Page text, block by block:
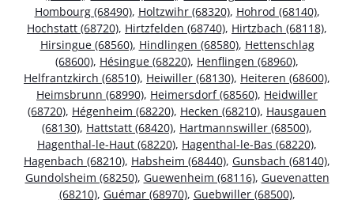
Hombourg (68490), Holtzwihr (68320), Hohrod (68140),
Hochstatt (68720), Hirtzfelden (68740), Hirtzbach (68118),
Hirsingue (68560), Hindlingen (68580), Hettenschlag
(68600), Hésingue (68220), Henflingen (68960),
Helfrantzkirch (68510), Heiwiller (68130), Heiteren (68600),
Heimsbrunn (68990), Heimersdorf (68560), Heidwiller
(68720), Hégenheim (68220), Hecken (68210), Hausgauen
(68130), Hattstatt (68420), Hartmannswiller (68500),
Hagenthal-le-Haut (68220), Hagenthal-le-Bas (68220),
Hagenbach (68210), Habsheim (68440), Gunsbach (68140),
Gundolsheim (68250), Guewenheim (68116), Guevenatten
(68210), Guémar (68970), Guebwiller (68500),